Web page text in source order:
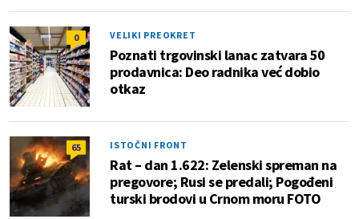
0 VELIKI PREOKRET
Poznati trgovinski lanac zatvara 50
prodavnica: Deo radnika već dobio
otkaz
65 ISTOČNI FRONT
Rat – dan 1.622: Zelenski spreman na
pregovore; Rusi se predali; Pogođeni
turski brodovi u Crnom moru FOTO